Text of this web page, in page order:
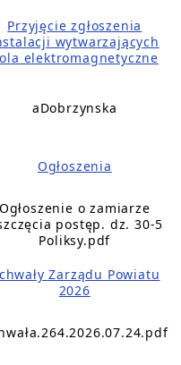
Przyjęcie zgłoszenia
wytwarzających
elektromagnetyczne
aDobrzynska
Ogłoszenia
Ogłoszenie o zamiarze
postęp. dz. 30-5
Poliksy.pdf
Zarządu Powiatu
2026